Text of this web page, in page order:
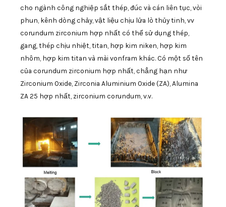
cho ngành công nghiệp sắt thép, đúc và cán liên tục, vòi
phun, kênh dòng chảy, vật liệu chịu lửa lò thủy tinh, vv
corundum zirconium hợp nhất có thể sử dụng thép,
gang, thép chịu nhiệt, titan, hợp kim niken, hợp kim
nhôm, hợp kim titan và mài vonfram khác. Có một số tên
của corundum zirconium hợp nhất, chẳng hạn như
Zirconium Oxide, Zirconia Aluminium Oxide (ZA), Alumina
ZA 25 hợp nhất, zirconium corundum, v.v.